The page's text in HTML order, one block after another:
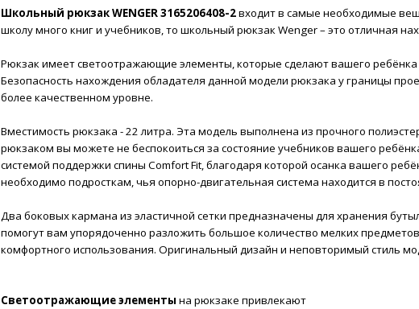
Школьный рюкзак WENGER3165206408-2входит в самые необходимые
школу много книг и учебников, то школьный рюкзак Wenger – это отличная
Рюкзак имеет светоотражающие элементы, которые сделают вашего
Безопасность нахождения обладателя данной модели рюкзака у границы
более качественном уровне.
Вместимость рюкзака - 22 литра. Эта модель выполнена из прочного
рюкзаком вы можете не беспокоиться за состояние учебников вашего
системой поддержки спины Comfort Fit, благодаря которой осанка вашего
необходимо подросткам, чья опорно-двигательная система находится в
Два боковых кармана из эластичной сетки предназначены для хранения
помогут вам упорядоченно разложить большое количество мелких
комфортного использования. Оригинальный дизайн и неповторимый стиль
Светоотражающие элементы на рюкзаке привлекают